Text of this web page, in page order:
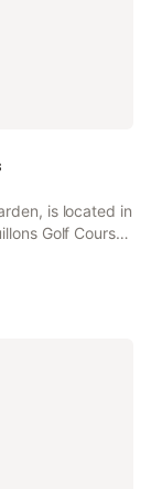
is located in
Golf Course